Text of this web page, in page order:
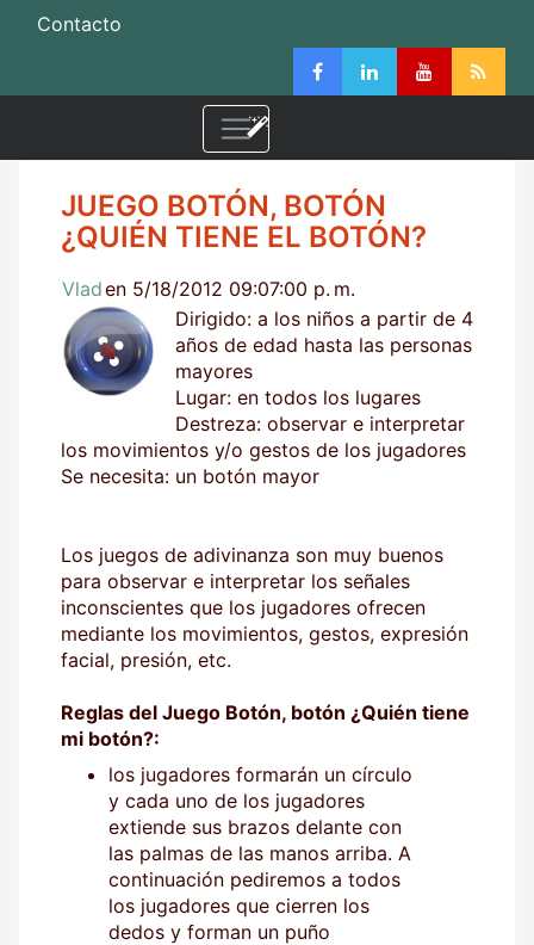
Contacto
JUEGO BOTÓN, BOTÓN
¿QUIÉN TIENE EL BOTÓN?
Vladen 5/18/2012 09:07:00 p. m.
Dirigido: a los niños a partir de 4
años de edad hasta las personas
mayores
Lugar: en todos los lugares
Destreza: observar e interpretar
los movimientos y/o gestos de los jugadores
Se necesita: un botón mayor
Los juegos de adivinanza son muy buenos
para observar e interpretar los señales
inconscientes que los jugadores ofrecen
mediante los movimientos, gestos, expresión
facial, presión, etc.
Reglas del Juego Botón, botón ¿Quién tiene
mi botón?:
los jugadores formarán un círculo
y cada uno de los jugadores
extiende sus brazos delante con
las palmas de las manos arriba. A
continuación pediremos a todos
los jugadores que cierren los
dedos y forman un puño